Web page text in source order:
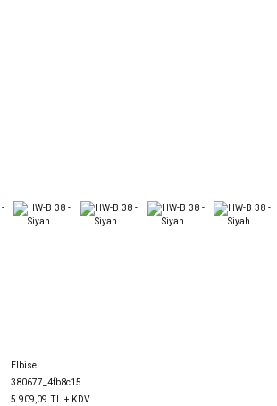
Elbise
380677_4fb8c15
5.909,09 TL + KDV